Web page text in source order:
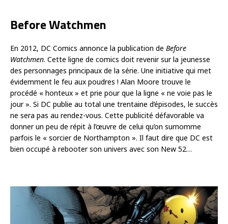
Before Watchmen
En 2012, DC Comics annonce la publication de Before
Watchmen. Cette ligne de comics doit revenir sur la jeunesse
des personnages principaux de la série. Une initiative qui met
évidemment le feu aux poudres ! Alan Moore trouve le
procédé « honteux » et prie pour que la ligne « ne voie pas le
jour ». Si DC publie au total une trentaine d’épisodes, le succès
ne sera pas au rendez-vous. Cette publicité défavorable va
donner un peu de répit à l’œuvre de celui qu’on surnomme
parfois le « sorcier de Northampton ». Il faut dire que DC est
bien occupé à rebooter son univers avec son New 52…